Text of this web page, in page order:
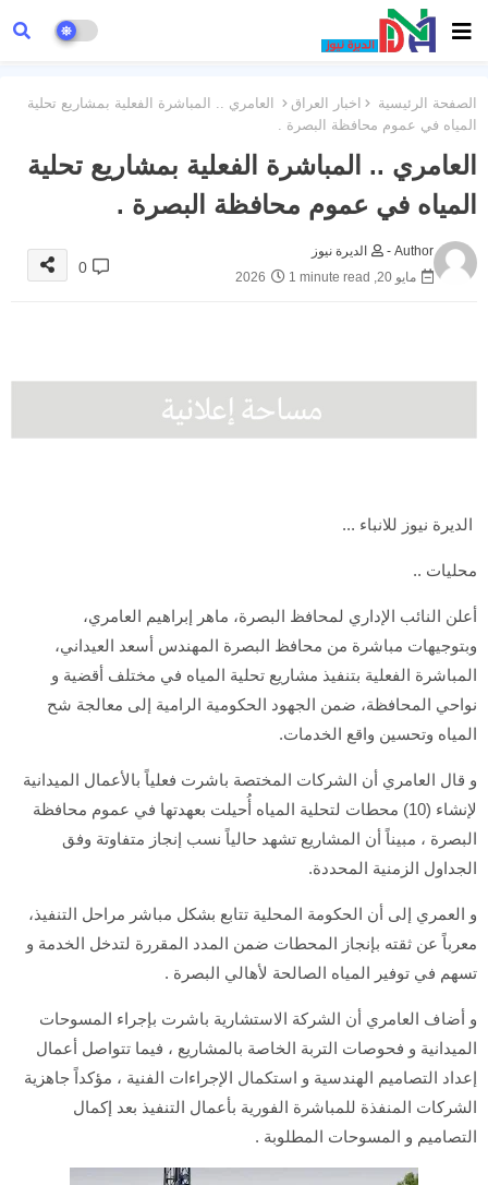
الصفحة الرئيسية اخبار العراق
العامري .. المباشرة الفعلية بمشاريع تحلية
المياه في عموم محافظة البصرة .
العامري .. المباشرة الفعلية بمشاريع تحلية
المياه في عموم محافظة البصرة .
Author -
الديرة نيوز
مايو 20, 2026
1 minute read
0
الديرة نيوز للانباء ...
محليات ..
أعلن النائب الإداري لمحافظ البصرة، ماهر إبراهيم العامري،
وبتوجيهات مباشرة من محافظ البصرة المهندس أسعد العيداني،
المباشرة الفعلية بتنفيذ مشاريع تحلية المياه في مختلف أقضية و
نواحي المحافظة، ضمن الجهود الحكومية الرامية إلى معالجة شح
المياه وتحسين واقع الخدمات.
و قال العامري أن الشركات المختصة باشرت فعلياً بالأعمال الميدانية
لإنشاء (10) محطات لتحلية المياه أُحيلت بعهدتها في عموم محافظة
البصرة ، مبيناً أن المشاريع تشهد حالياً نسب إنجاز متفاوتة وفق
الجداول الزمنية المحددة.
و العمري إلى أن الحكومة المحلية تتابع بشكل مباشر مراحل التنفيذ،
معرباً عن ثقته بإنجاز المحطات ضمن المدد المقررة لتدخل الخدمة و
تسهم في توفير المياه الصالحة لأهالي البصرة .
و أضاف العامري أن الشركة الاستشارية باشرت بإجراء المسوحات
الميدانية و فحوصات التربة الخاصة بالمشاريع ، فيما تتواصل أعمال
إعداد التصاميم الهندسية و استكمال الإجراءات الفنية ، مؤكداً جاهزية
الشركات المنفذة للمباشرة الفورية بأعمال التنفيذ بعد إكمال
التصاميم و المسوحات المطلوبة .